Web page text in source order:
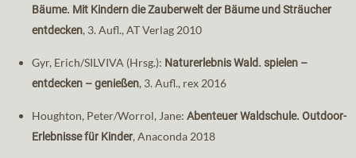
Bäume. Mit Kindern die Zauberwelt der Bäume und Sträucher
entdecken, 3. Aufl., AT Verlag 2010
Gyr, Erich/SILVIVA (Hrsg.): Naturerlebnis Wald. spielen –
entdecken – genießen, 3. Aufl., rex 2016
Houghton, Peter/Worrol, Jane: Abenteuer Waldschule. Outdoor-
Erlebnisse für Kinder, Anaconda 2018